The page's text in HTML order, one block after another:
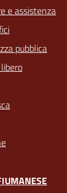
e assistenza
pubblica